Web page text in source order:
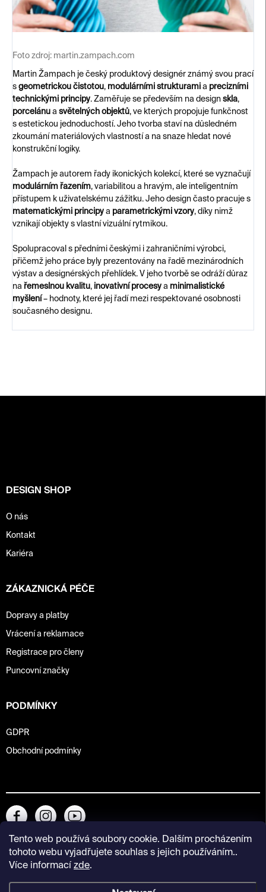
Tento web používá soubory cookie. Dalším procházením
tohoto webu vyjadřujete souhlas s jejich používáním..
Více informací zde.
Foto zdroj: martin.zampach.com
Martin Žampach je český produktový designér známý svou prací
s geometrickou čistotou, modulárními strukturami a precizními
technickými principy. Zaměřuje se především na design skla,
porcelánu a světelných objektů, ve kterých propojuje funkčnost
s estetickou jednoduchostí. Jeho tvorba staví na důsledném
zkoumání materiálových vlastností a na snaze hledat nové
konstrukční logiky.
Žampach je autorem řady ikonických kolekcí, které se vyznačují
modulárním řazením, variabilitou a hravým, ale inteligentním
přístupem k uživatelskému zážitku. Jeho design často pracuje s
matematickými principy a parametrickými vzory, díky nimž
vznikají objekty s vlastní vizuální rytmikou.
Spolupracoval s předními českými i zahraničními výrobci,
přičemž jeho práce byly prezentovány na řadě mezinárodních
výstav a designérských přehlídek. V jeho tvorbě se odráží důraz
na řemeslnou kvalitu, inovativní procesy a minimalistické
myšlení – hodnoty, které jej řadí mezi respektované osobnosti
současného designu.
DESIGN SHOP
O nás
Kontakt
Kariéra
ZÁKAZNICKÁ PÉČE
Dopravy a platby
Vrácení a reklamace
Registrace pro členy
Puncovní značky
PODMÍNKY
GDPR
Obchodní podmínky